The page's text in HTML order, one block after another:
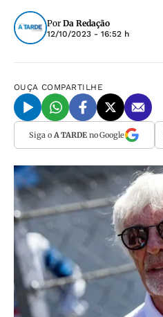
Por Da Redação
12/10/2023 - 16:52 h
OUÇA COMPARTILHE
Siga o A TARDEno Google